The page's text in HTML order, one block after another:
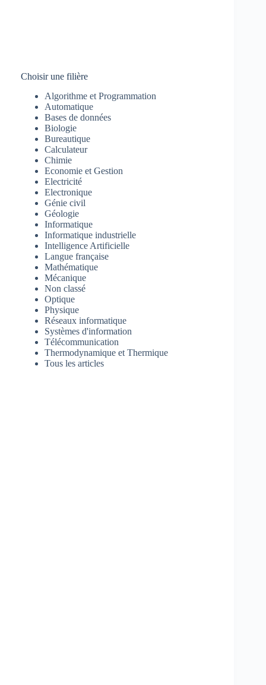
Choisir une filière
Algorithme et Programmation
Automatique
Bases de données
Biologie
Bureautique
Calculateur
Chimie
Economie et Gestion
Electricité
Electronique
Génie civil
Géologie
Informatique
Informatique industrielle
Intelligence Artificielle
Langue française
Mathématique
Mécanique
Non classé
Optique
Physique
Réseaux informatique
Systèmes d'information
Télécommunication
Thermodynamique et Thermique
Tous les articles